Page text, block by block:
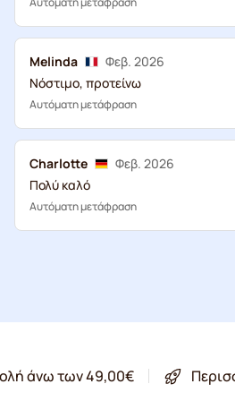
Melinda
Φεβ. 2026
Νόστιμο, προτείνω
Αυτόματη μετάφραση
Charlotte
Φεβ. 2026
Πολύ καλό
Αυτόματη μετάφραση
άνω των 49,00€